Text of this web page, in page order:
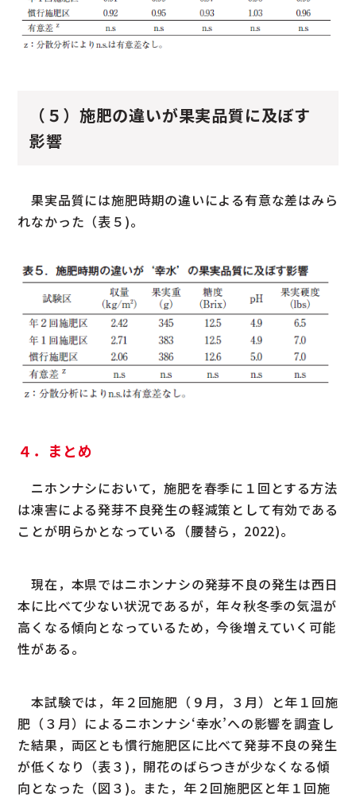
（５）施肥の違いが果実品質に及ぼす
影響
果実品質には施肥時期の違いによる有意な差はみら
れなかった（表５)。
４．まとめ
ニホンナシにおいて，施肥を春季に１回とする方法
は凍害による発芽不良発生の軽減策として有効である
ことが明らかとなっている（腰替ら，2022)。
現在，本県ではニホンナシの発芽不良の発生は西日
本に比べて少ない状況であるが，年々秋冬季の気温が
高くなる傾向となっているため，今後増えていく可能
性がある。
本試験では，年２回施肥（９月，３月）と年１回施
肥（３月）によるニホンナシ‘幸水’への影響を調査し
た結果，両区とも慣行施肥区に比べて発芽不良の発生
が低くなり（表３)，開花のばらつきが少なくなる傾
向となった（図３)。また，年２回施肥区と年１回施